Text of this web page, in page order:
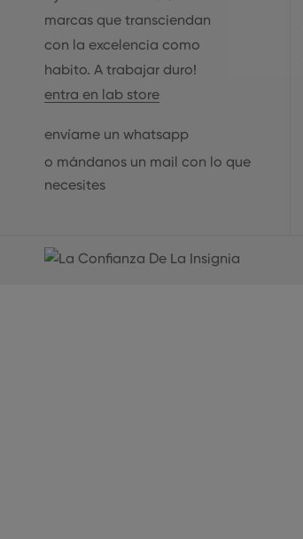
marcas que transciendan
con la excelencia como
habito. A trabajar duro!
entra en lab store
envíame un whatsapp
o mándanos un mail con lo que
necesites